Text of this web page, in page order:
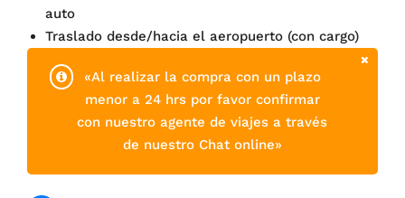
auto
Traslado desde/hacia el aeropuerto (con cargo)
«Al realizar la compra con un plazo
menor a 24 hrs por favor confirmar
con nuestro agente de viajes a través
de nuestro Chat online»